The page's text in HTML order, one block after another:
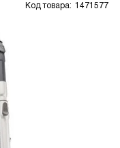
Код товара: 1471577